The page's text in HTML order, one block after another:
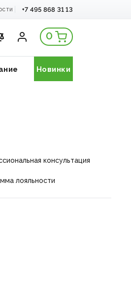
+7 495 868 31 13
0
Новинки
консультация
лояльности